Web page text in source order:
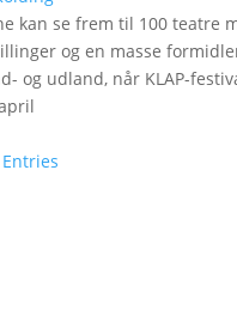
kan se frem til 100 teatre
og en masse
og udland, når KLAP-